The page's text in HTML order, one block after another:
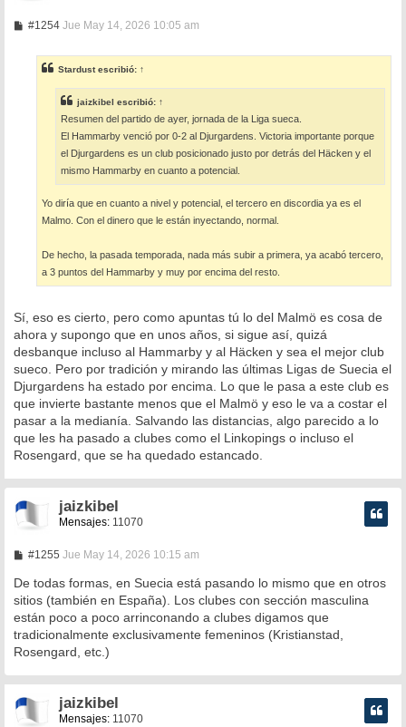
#1254M
a
j
e
Jue May 14, 2026 10:05 am
Stardustescribió: ↑
jaizkibel escribió: ↑
Resumen del partido de ayer, jornada de la Liga sueca.
El Hammarby venció por 0-2 al Djurgardens. Victoria importante porque
el Djurgardens es un club posicionado justo por detrás del Häcken y el
mismo Hammarby en cuanto a potencial.
Yo diría que en cuanto a nivel y potencial, el tercero en discordia ya es el
Malmo. Con el dinero que le están inyectando, normal.
De hecho, la pasada temporada, nada más subir a primera, ya acabó tercero,
a 3 puntos del Hammarby y muy por encima del resto.
Sí, eso es cierto, pero como apuntas tú lo del Malmö es cosa de
ahora y supongo que en unos años, si sigue así, quizá
desbanque incluso al Hammarby y al Häcken y sea el mejor club
sueco. Pero por tradición y mirando las últimas Ligas de Suecia el
Djurgardens ha estado por encima. Lo que le pasa a este club es
que invierte bastante menos que el Malmö y eso le va a costar el
pasar a la medianía. Salvando las distancias, algo parecido a lo
que les ha pasado a clubes como el Linkopings o incluso el
Rosengard, que se ha quedado estancado.
jaizkibel
Mensajes: 11070
#1255M
n
a
j
e
Jue May 14, 2026 10:15 am
De todas formas, en Suecia está pasando lo mismo que en otros
sitios (también en España). Los clubes con sección masculina
están poco a poco arrinconando a clubes digamos que
tradicionalmente exclusivamente femeninos (Kristianstad,
Rosengard, etc.)
jaizkibel
Mensajes: 11070